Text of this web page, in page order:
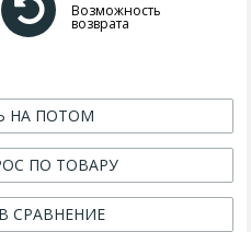
Возможность
возврата
НА ПОТОМ
ПО ТОВАРУ
СРАВНЕНИЕ